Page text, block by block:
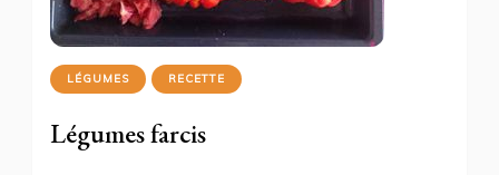
LÉGUMES RECETTE
Légumes farcis